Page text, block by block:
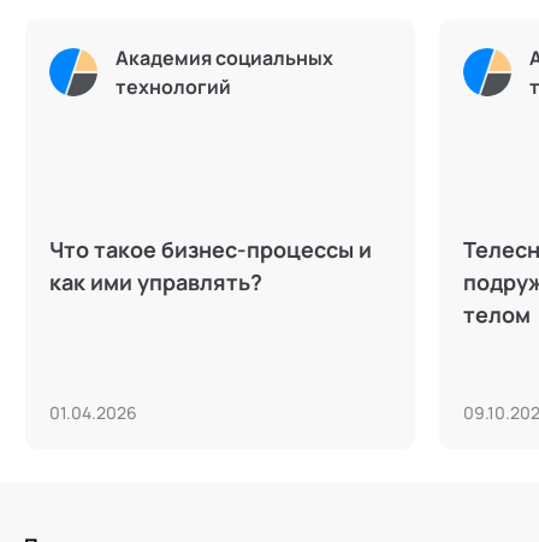
Академия социальных
технологий
Что такое бизнес‑процессы и
как ими управлять?
01.04.2026
телом